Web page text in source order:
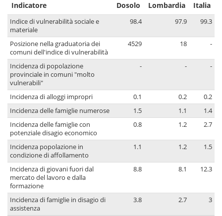
Indicatore Dosolo Lombardia Italia
Indice di vulnerabilità sociale e
materiale
98.4 97.9 99.3
Posizione nella graduatoria dei
comuni dell'indice di vulnerabilità
4529 18 -
Incidenza di popolazione
provinciale in comuni "molto
vulnerabili"
- - -
Incidenza di alloggi impropri 0.1 0.2
0.2
Incidenza delle famiglie numerose
1.5 1.1
1.4
Incidenza delle famiglie con
potenziale disagio economico
0.8 1.2 2.7
Incidenza popolazione in
condizione di affollamento
1.1 1.2 1.5
Incidenza di giovani fuori dal
mercato del lavoro e dalla
formazione
8.8 8.1 12.3
Incidenza di famiglie in disagio di
assistenza
3.8 2.7 3